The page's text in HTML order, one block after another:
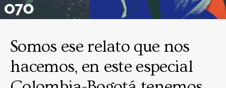
Somos ese relato que nos
hacemos, en este especial